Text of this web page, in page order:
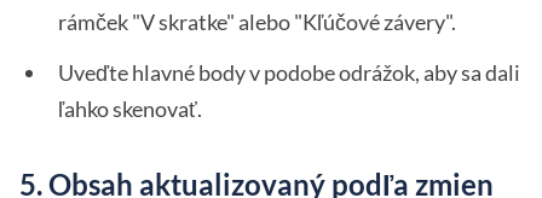
rámček "V skratke" alebo "Kľúčové závery".
Uveďte hlavné body v podobe odrážok, aby sa dali
ľahko skenovať.
5. Obsah aktualizovaný podľa zmien